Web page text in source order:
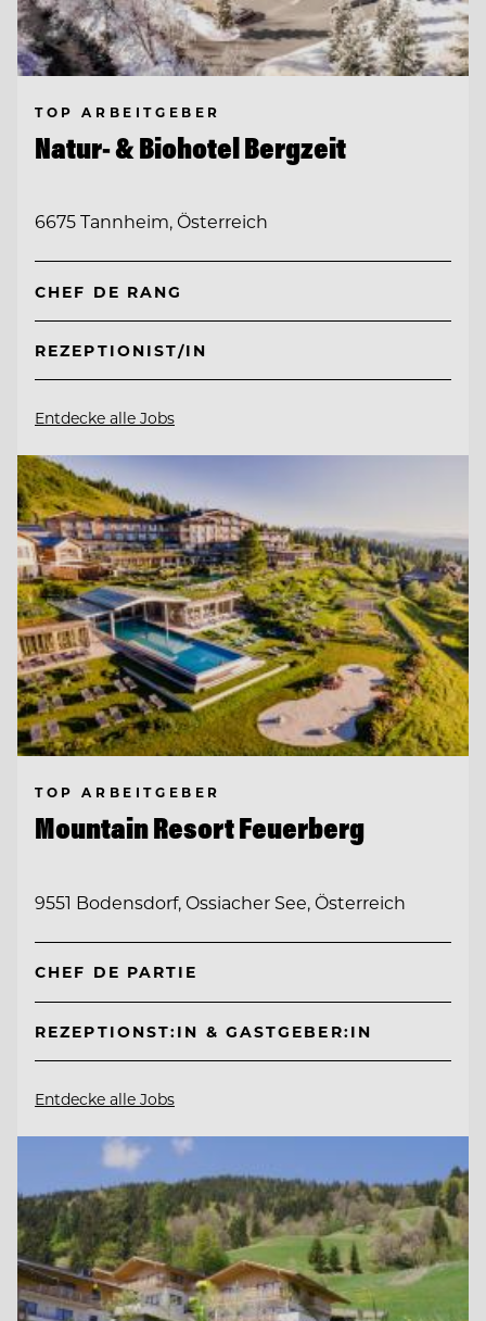
TOP ARBEITGEBER
Natur- & Biohotel Bergzeit
6675 Tannheim, Österreich
CHEF DE RANG
REZEPTIONIST/IN
Entdecke alle Jobs
TOP ARBEITGEBER
Mountain Resort Feuerberg
9551 Bodensdorf, Ossiacher See, Österreich
CHEF DE PARTIE
REZEPTIONST:IN & GASTGEBER:IN
Entdecke alle Jobs